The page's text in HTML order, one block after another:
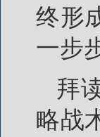
终形
一步
拜
略战